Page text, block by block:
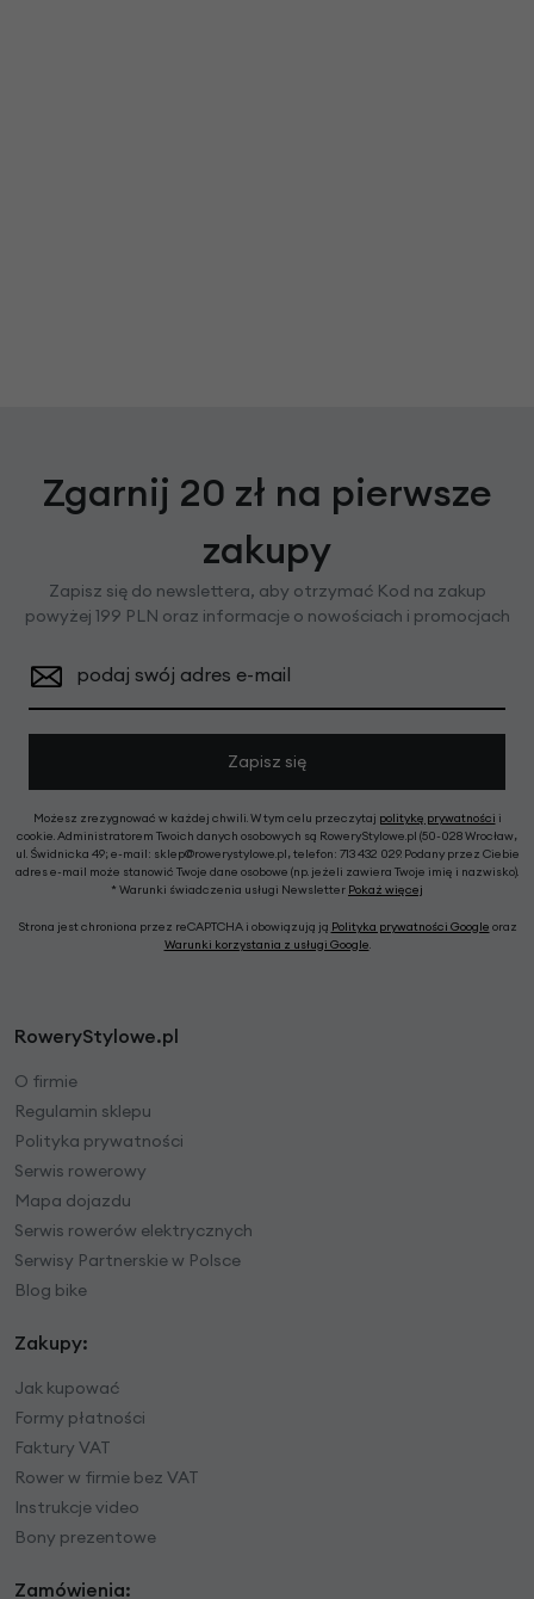
Zgarnij 20 zł na pierwsze
zakupy
Zapisz się do newslettera, aby otrzymać Kod na zakup
powyżej 199 PLN oraz informacje o nowościach i promocjach
podaj swój adres e-mail
Zapisz się
Możesz zrezygnować w każdej chwili. W tym celu przeczytaj politykę prywatności i
cookie. Administratorem Twoich danych osobowych są RoweryStylowe.pl (50-028 Wrocław,
ul. Świdnicka 49; e-mail: sklep@rowerystylowe.pl, telefon: 713 432 029. Podany przez Ciebie
adres e-mail może stanowić Twoje dane osobowe (np. jeżeli zawiera Twoje imię i nazwisko).
* Warunki świadczenia usługi Newsletter Pokaż więcej
Strona jest chroniona przez reCAPTCHA i obowiązują ją Polityka prywatności Google oraz
Warunki korzystania z usługi Google.
RoweryStylowe.pl
O firmie
Regulamin sklepu
Polityka prywatności
Serwis rowerowy
Mapa dojazdu
Serwis rowerów elektrycznych
Serwisy Partnerskie w Polsce
Blog bike
Zakupy:
Jak kupować
Formy płatności
Faktury VAT
Rower w firmie bez VAT
Instrukcje video
Bony prezentowe
Zamówienia: